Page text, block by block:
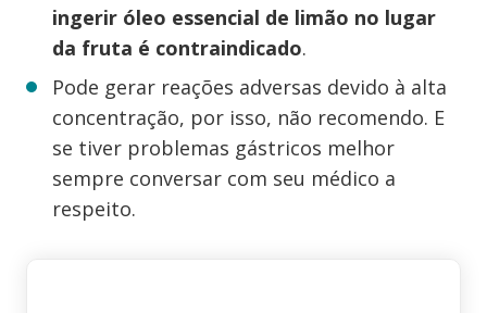
ingerir óleo essencial de limão no lugar
da fruta é contraindicado.
Pode gerar reações adversas devido à alta
concentração, por isso, não recomendo. E
se tiver problemas gástricos melhor
sempre conversar com seu médico a
respeito.